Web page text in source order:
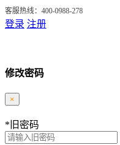
客服热线：400-0988-278
登录 注册
修改密码
×
* 旧密码